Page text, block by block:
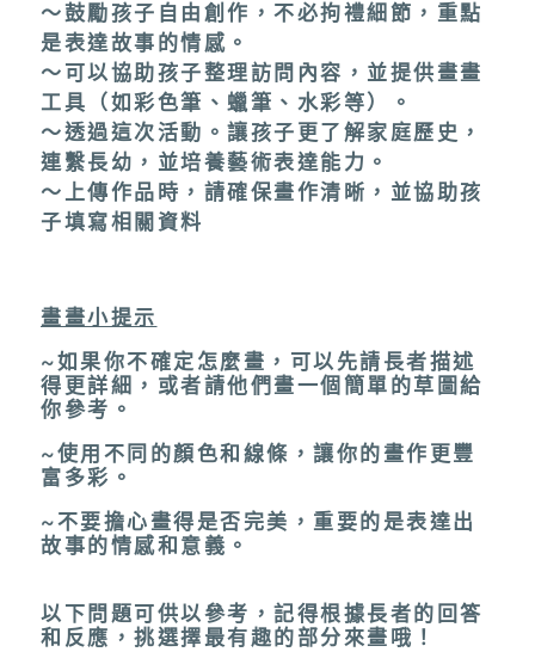
～鼓勵孩子自由創作，不必拘禮細節，重點
是表達故事的情感。
～可以協助孩子整理訪問內容，並提供畫畫
工具（如彩色筆、蠟筆、水彩等）。
～透過這次活動。讓孩子更了解家庭歷史，
連繫長幼，並培養藝術表達能力。
～上傳作品時，請確保畫作清晰，並協助孩
子填寫相關資料
畫畫小提示
~如果你不確定怎麼畫，可以先請長者描述
得更詳細，或者請他們畫一個簡單的草圖給
你參考。
~使用不同的顏色和線條，讓你的畫作更豐
富多彩。
~不要擔心畫得是否完美，重要的是表達出
故事的情感和意義。
以下問題可供以參考，記得根據長者的回答
和反應，挑選擇最有趣的部分來畫哦！